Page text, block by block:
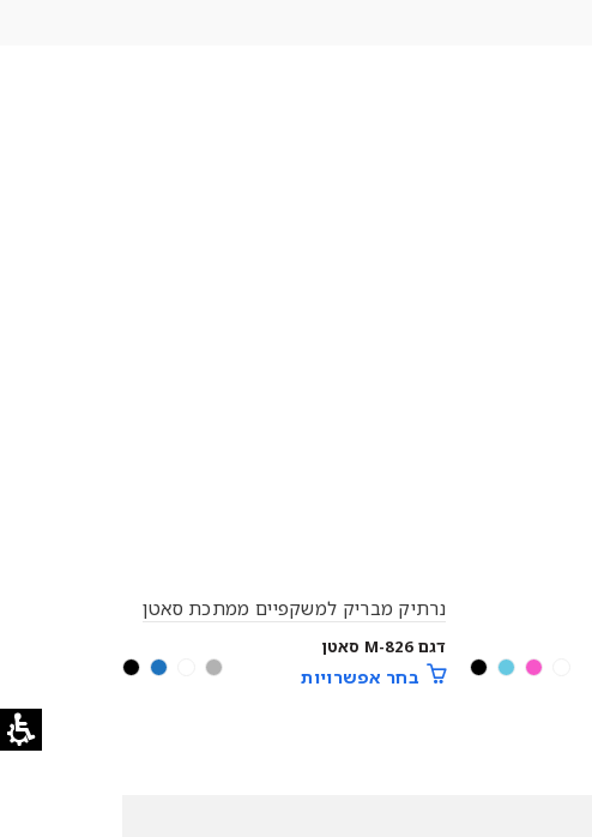
נרתיק מבריק למשקפיים ממתכת סאטן
דגם M-826 סאטן
בחר אפשרויות
בחר